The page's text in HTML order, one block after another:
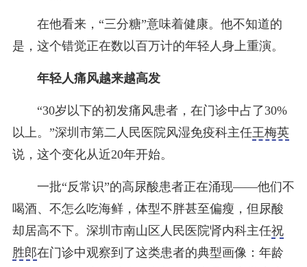
在他看来，“三分糖”意味着健康。他不知道的
是，这个错觉正在数以百万计的年轻人身上重演。
年轻人痛风越来越高发
“30岁以下的初发痛风患者，在门诊中占了30%
以上。”深圳市第二人民医院风湿免疫科主任王梅英
说，这个变化从近20年开始。
一批“反常识”的高尿酸患者正在涌现——他们不
喝酒、不怎么吃海鲜，体型不胖甚至偏瘦，但尿酸
却居高不下。深圳市南山区人民医院肾内科主任祝
胜郎在门诊中观察到了这类患者的典型画像：年龄